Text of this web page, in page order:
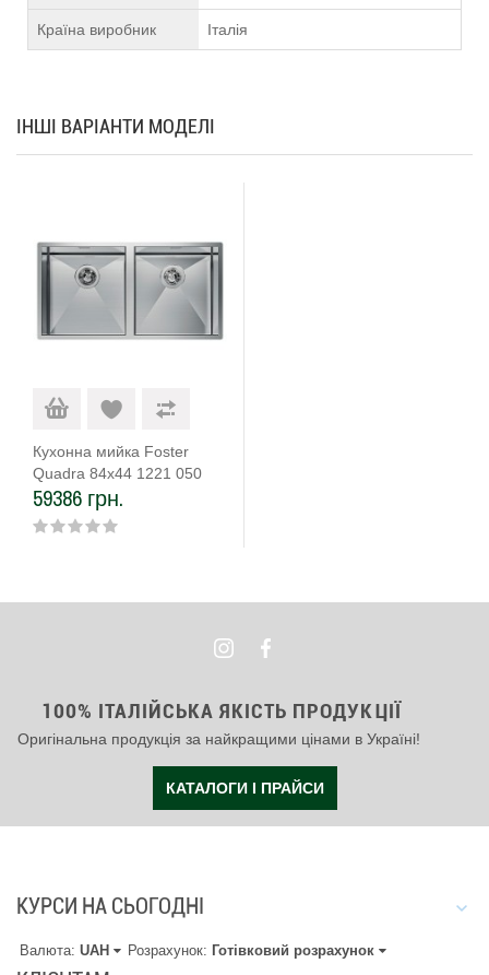
Країна виробник Італія
ІНШІ ВАРІАНТИ МОДЕЛІ
Кухонна мийка Foster
Quadra 84x44 1221 050
59386 грн.
100% ІТАЛІЙСЬКА ЯКІСТЬ ПРОДУКЦІЇ
Оригінальна продукція за найкращими цінами в Україні!
КАТАЛОГИ І ПРАЙСИ
КУРСИ НА СЬОГОДНІ
Валюта: UAH Розрахунок: Готівковий розрахунок